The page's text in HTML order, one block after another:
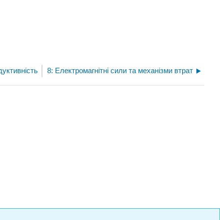
8: Електромагнітні сили та механізми втрат